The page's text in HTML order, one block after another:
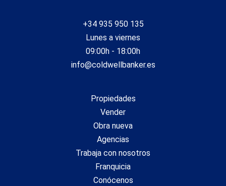
+34 935 950 135
Lunes a viernes
09:00h - 18:00h
info@coldwellbanker.es
Propiedades
Vender
Obra nueva
Agencias
Trabaja con nosotros
Franquicia
Conócenos